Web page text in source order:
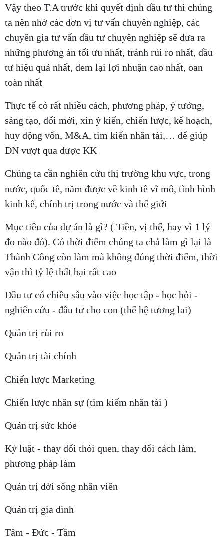
Vậy theo T.A trước khi quyết định đầu tư thì chúng
ta nên nhờ các đơn vị tư vấn chuyên nghiệp, các
chuyên gia tư vấn đầu tư chuyên nghiệp sẽ đưa ra
những phương án tối ưu nhất, tránh rủi ro nhất, đầu
tư hiệu quả nhất, đem lại lợi nhuận cao nhất, oan
toàn nhất
Thực tế có rất nhiều cách, phương pháp, ý tưởng,
sáng tạo, đổi mới, xin ý kiến, chiến lược, kế hoạch,
huy động vốn, M&A, tìm kiến nhân tài,… để giúp
DN vượt qua được KK
Chúng ta cần nghiên cứu thị trường khu vực, trong
nước, quốc tế, nắm được về kinh tế vĩ mô, tình hình
kinh kế, chính trị trong nước và thế giới
Mục tiêu của dự án là gì? ( Tiền, vị thế, hay vì 1 lý
đo nào đó). Có thời điểm chúng ta chả làm gì lại là
Thành Công còn làm mà không đúng thời điểm, thời
vận thì tỷ lệ thất bại rất cao
Đầu tư có chiều sâu vào việc học tập - học hỏi -
nghiên cứu - đầu tư cho con (thế hệ tương lai)
Quản trị rủi ro
Quản trị tài chính
Chiến lược Marketing
Chiến lược nhân sự (tìm kiếm nhân tài )
Quản trị sức khỏe
Kỷ luật - thay đổi thói quen, thay đổi cách làm,
phương pháp làm
Quản trị đời sống nhân viên
Quản trị gia đình
Tâm - Đức - Tầm